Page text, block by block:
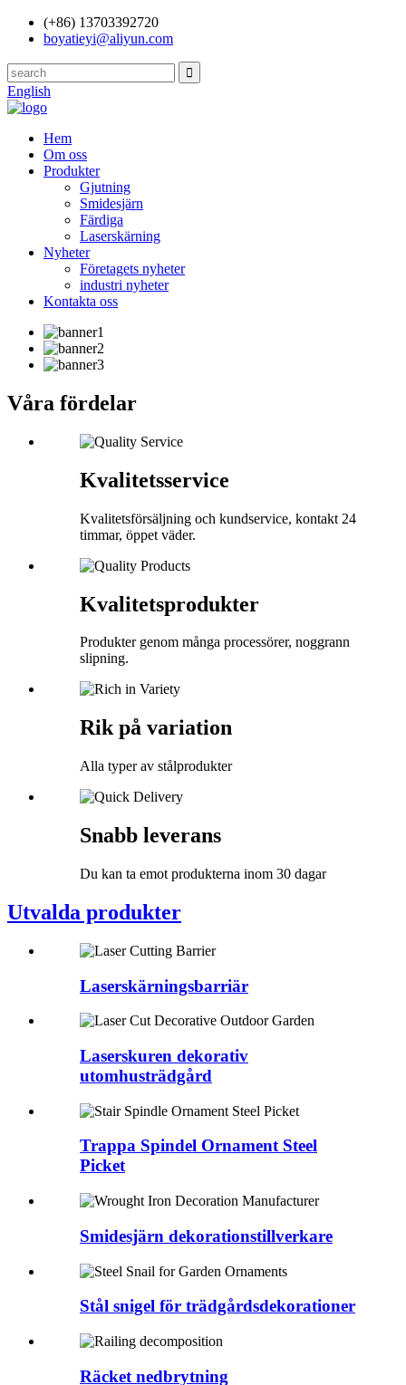
(+86) 13703392720
boyatieyi@aliyun.com
English
Hem
Om oss
Produkter
Gjutning
Smidesjärn
Färdiga
Laserskärning
Nyheter
Företagets nyheter
industri nyheter
Kontakta oss
Våra fördelar
Kvalitetsservice
Kvalitetsförsäljning och kundservice, kontakt 24
timmar, öppet väder.
Kvalitetsprodukter
Produkter genom många processörer, noggrann
slipning.
Rik på variation
Alla typer av stålprodukter
Snabb leverans
Du kan ta emot produkterna inom 30 dagar
Utvalda produkter
Laserskärningsbarriär
Laserskuren dekorativ
utomhusträdgård
Trappa Spindel Ornament Steel
Picket
Smidesjärn dekorationstillverkare
Stål snigel för trädgårdsdekorationer
Räcket nedbrytning